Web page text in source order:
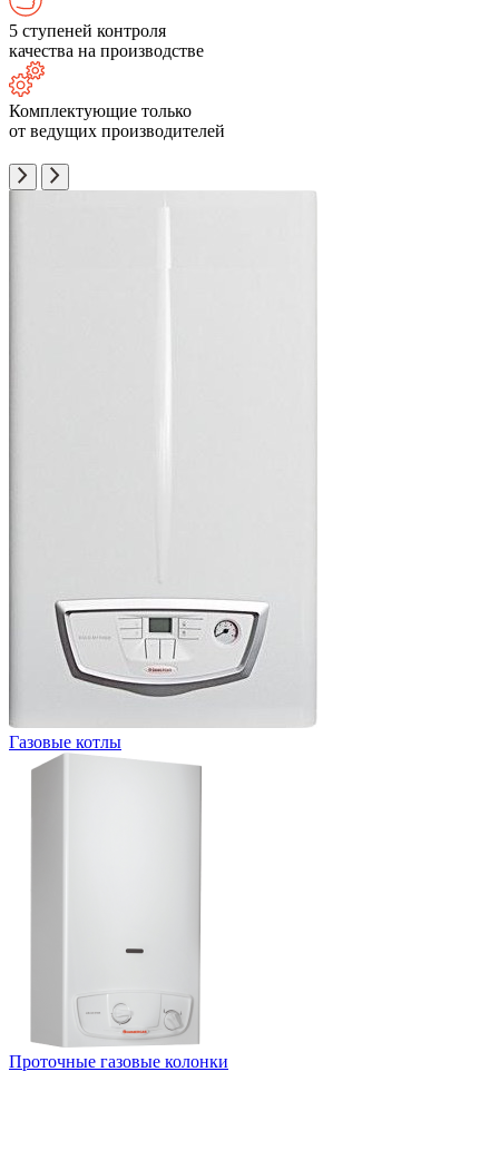
5 ступеней контроля
качества на производстве
Комплектующие только
от ведущих производителей
Газовые котлы
Проточные газовые колонки